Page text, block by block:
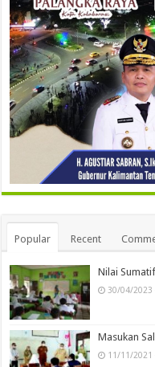
Popular Recent
Nilai
30/04/2023
Masukan
11/11/2021